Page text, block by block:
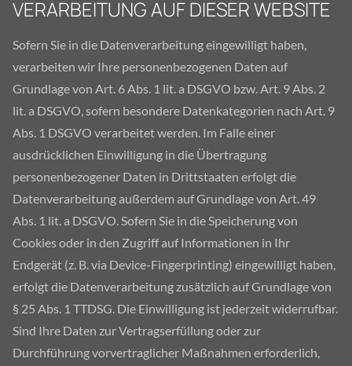
VERARBEITUNG AUF DIESER WEBSITE
Sofern Sie in die Datenverarbeitung eingewilligt haben,
verarbeiten wir Ihre personenbezogenen Daten auf
Grundlage von Art. 6 Abs. 1 lit. a DSGVO bzw. Art. 9 Abs. 2
lit. a DSGVO, sofern besondere Datenkategorien nach Art. 9
Abs. 1 DSGVO verarbeitet werden. Im Falle einer
ausdrücklichen Einwilligung in die Übertragung
personenbezogener Daten in Drittstaaten erfolgt die
Datenverarbeitung außerdem auf Grundlage von Art. 49
Abs. 1 lit. a DSGVO. Sofern Sie in die Speicherung von
Cookies oder in den Zugriff auf Informationen in Ihr
Endgerät (z. B. via Device-Fingerprinting) eingewilligt haben,
erfolgt die Datenverarbeitung zusätzlich auf Grundlage von
§ 25 Abs. 1 TTDSG. Die Einwilligung ist jederzeit widerrufbar.
Sind Ihre Daten zur Vertragserfüllung oder zur
Durchführung vorvertraglicher Maßnahmen erforderlich,